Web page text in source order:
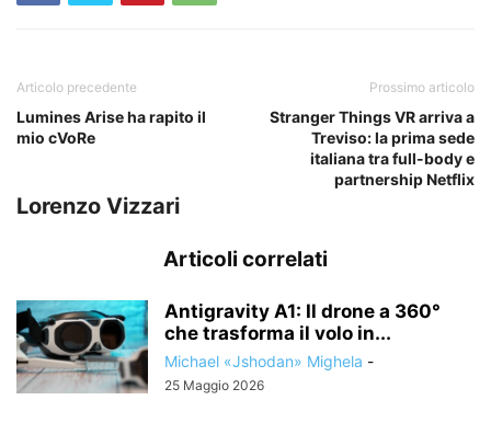
Articolo precedente
Lumines Arise ha rapito il
mio cVoRe
Prossimo articolo
Stranger Things VR arriva a
Treviso: la prima sede
italiana tra full-body e
partnership Netflix
Lorenzo Vizzari
Articoli correlati
Antigravity A1: Il drone a 360°
che trasforma il volo in...
Michael «Jshodan» Mighela -
25 Maggio 2026